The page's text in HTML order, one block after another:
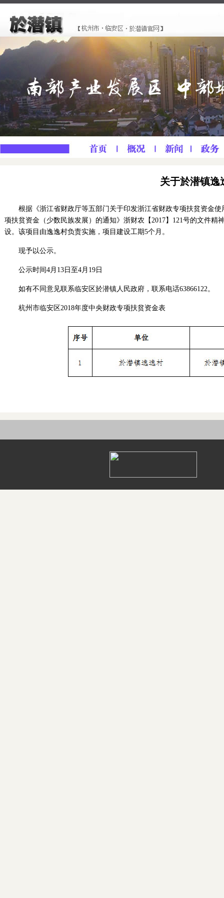
关于於潜镇逸
根据《浙江省财政厅等五部门关于印发浙江省财政专项扶贫资金
项扶贫资金（少数民族发展）的通知》浙财农【2017】121号的文件
设。该项目由逸逸村负责实施，项目建设工期5个月。
现予以公示。
公示时间4月13日至4月19日
如有不同意见联系临安区於潜镇人民政府，联系电话63866122。
杭州市临安区2018年度中央财政专项扶贫资金表